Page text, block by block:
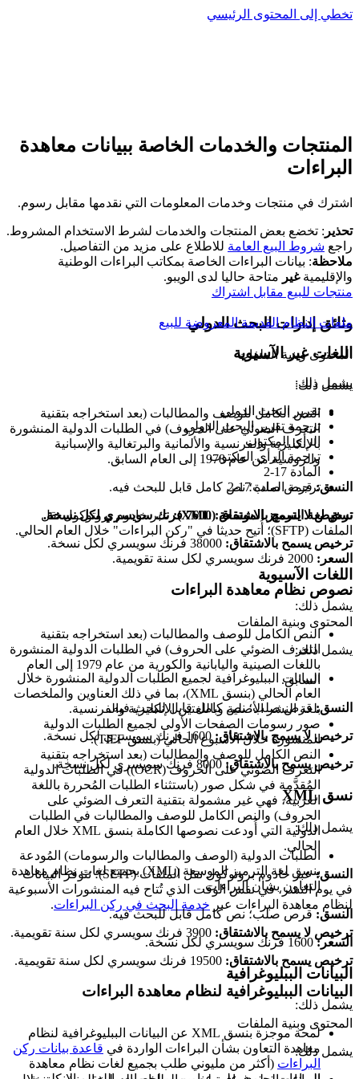
تخطي إلى المحتوى الرئيسي
المنتجات والخدمات الخاصة ببيانات معاهدة
البراءات
اشترك في منتجات وخدمات المعلومات التي نقدمها مقابل رسوم.
تحذير : تخضع بعض المنتجات والخدمات لشرط الاستخدام المشروط.
راجع شروط البيع العامة للاطلاع على مزيد من التفاصيل.
ملاحظة: بيانات البراءات الخاصة بمكاتب البراءات الوطنية
والإقليميةغير متاحة حاليا لدى الويبو.
منتجات للبيع مقابل اشتراك
وثائق إدارات البحث الدولي
المحتوى وبنية الملفات
يشمل ذلك:
تقرير البحث الدولي
ترجمة تقرير البحث الدولي
الرأي المكتوب
ترجمة الرأي المكتوب
المادة 17-2
ترجمة المادة 17-2
نسق لغة الترميز الموسعة (XML):
عبر خادوم بروتوكول نقل
الملفات (SFTP)؛ أُتيح حديثا في "ركن البراءات" خلال العام الحالي.
السعر:
نصوص نظام معاهدة البراءات
المحتوى وبنية الملفات
يشمل ذلك:
البيانات الببليوغرافية لجميع الطلبات الدولية المنشورة خلال
العام الحالي (بنسق XML)، بما في ذلك العناوين والملخصات
بلغة النشر الأصلية وباللغتين الإنكليزية والفرنسية.
صور رسومات الصفحات الأولى لجميع الطلبات الدولية
المنشورة خلال الأسبوع الحالي (بنسق TIFF).
النص الكامل للوصف والمطالبات (بعد استخراجه بتقنية
التعرف الضوئي على الحروف (OCR)) في الطلبات الدولية
المُقدَّمة في شكل صور (باستثناء الطلبات المُحررة باللغة
العربية، فهي غير مشمولة بتقنية التعرف الضوئي على
الحروف) والنص الكامل للوصف والمطالبات في الطلبات
الدولية التي أُودعت نصوصها الكاملة بنسق XML خلال العام
الحالي.
النسق:
عبر خادوم بروتوكول نقل الملفات (SFTP)؛ تتوفر البيانات
في يوم النشر، في نفس الوقت الذي تُتاح فيه المنشورات الأسبوعية
لنظام معاهدة البراءات عبر خدمة البحث في ركن البراءات.
ترخيص لا يسمح بالاشتقاق:
ترخيص يسمح بالاشتقاق:
البيانات الببليوغرافية لنظام معاهدة البراءات
المحتوى وبنية الملفات
يشمل ذلك:
ملفات النظام القديمة المعروضة للبيع
اللغات غير الآسيوية
يشمل ذلك:
النص الكامل للوصف والمطالبات (بعد استخراجه بتقنية
التعرف الضوئي على الحروف) في الطلبات الدولية المنشورة
بالإنكليزية والفرنسية والألمانية والبرتغالية والإسبانية
والروسية من عام 1978 إلى العام السابق.
النسق:قرص صلب؛ نص كامل قابل للبحث فيه.
ترخيص لا يسمح بالاشتقاق: 7600 فرنك سويسري لكل نسخة.
ترخيص يسمح بالاشتقاق: 38000 فرنك سويسري لكل نسخة.
اللغات الآسيوية
يشمل ذلك:
النص الكامل للوصف والمطالبات (بعد استخراجه بتقنية
التعرف الضوئي على الحروف) في الطلبات الدولية المنشورة
باللغات الصينية واليابانية والكورية من عام 1979 إلى العام
السابق.
النسق:قرص صلب؛ نص كامل قابل للبحث فيه.
ترخيص لا يسمح بالاشتقاق:1600 فرنك سويسري لكل نسخة.
ترخيص يسمح بالاشتقاق: 8000 فرنك سويسري لكل نسخة.
نسق XML
يشمل ذلك:
الطلبات الدولية (الوصف والمطالبات والرسومات) المُودعة
بنسق لغة الترميز الموسعة (XML) بجميع لغات نظام معاهدة
التعاون بشأن البراءات.
النسق:قرص صلب؛ نص كامل قابل للبحث فيه.
السعر:1600 فرنك سويسري لكل نسخة.
البيانات الببليوغرافية
يشمل ذلك:
لمحة موجزة بنسق XML عن البيانات الببليوغرافية لنظام
معاهدة التعاون بشأن البراءات الواردة في قاعدة بيانات ركن
البراءات (أكثر من مليوني طلب بجميع لغات نظام معاهدة